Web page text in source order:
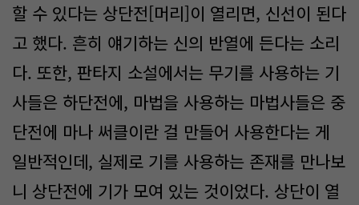
할 수 있다는 상단전[머리]이 열리면, 신선이 된다
고 했다. 흔히 얘기하는 신의 반열에 든다는 소리
다. 또한, 판타지 소설에서는 무기를 사용하는 기
사들은 하단전에, 마법을 사용하는 마법사들은 중
단전에 마나 써클이란 걸 만들어 사용한다는 게
일반적인데, 실제로 기를 사용하는 존재를 만나보
니 상단전에 기가 모여 있는 것이었다. 상단이 열